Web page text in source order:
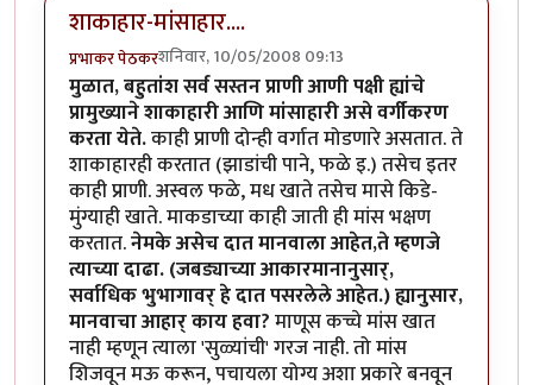
शाकाहार-मांसाहार....
प्रभाकर पेठकरशनिवार, 10/05/2008 09:13
मुळात, बहुतांश सर्व सस्तन प्राणी आणी पक्षी ह्यांचे
प्रामुख्याने शाकाहारी आणि मांसाहारी असे वर्गीकरण
करता येते.काही प्राणी दोन्ही वर्गात मोडणारे असतात. ते
शाकाहारही करतात (झाडांची पाने, फळे इ.) तसेच इतर
काही प्राणी. अस्वल फळे, मध खाते तसेच मासे किडे-
मुंग्याही खाते. माकडाच्या काही जाती ही मांस भक्षण
करतात.नेमके असेच दात मानवाला आहेत,ते म्हणजे
त्याच्या दाढा. (जबड्याच्या आकारमानानुसार्,
सर्वाधिक भुभागावर् हे दात पसरलेले आहेत.) ह्यानुसार,
मानवाचा आहार् काय हवा?माणूस कच्चे मांस खात
नाही म्हणून त्याला 'सुळ्यांची' गरज नाही. तो मांस
शिजवून मऊ करून, पचायला योग्य अशा प्रकारे बनवून